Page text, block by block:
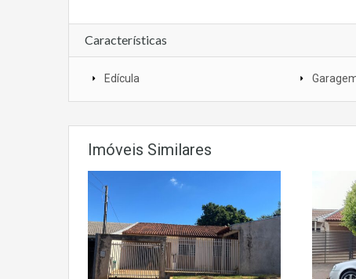
Características
Edícula
Imóveis Similares